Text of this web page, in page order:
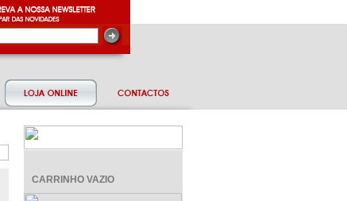
CARRINHO VAZIO